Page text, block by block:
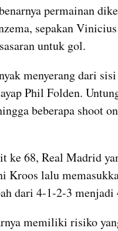
permainan
sepakan
untuk gol.
menyerang dari
Phil Folden.
beberapa shoot
ke 68, Real Madrid
lalu
dari 4-1-2-3 menjadi
memiliki risiko